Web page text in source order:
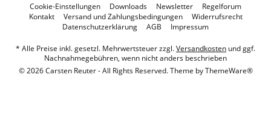
Cookie-Einstellungen Downloads Newsletter
Regelforum
Kontakt
Versand und Zahlungsbedingungen
Widerrufsrecht
Datenschutzerklärung
AGB Impressum
* Alle Preise inkl. gesetzl. Mehrwertsteuer zzgl.Versandkosten und ggf.
Nachnahmegebühren, wenn nicht anders beschrieben
© 2026 Carsten Reuter - All Rights Reserved. Theme byThemeWare®